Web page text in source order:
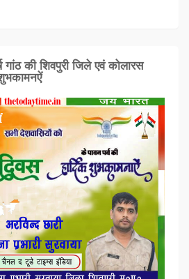
गांठ की शिवपुरी जिले एवं कोलारस
शुभकामनऐं